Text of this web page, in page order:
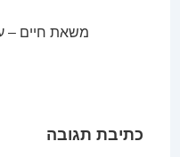
משאת חיים –
כתיבת תגובה